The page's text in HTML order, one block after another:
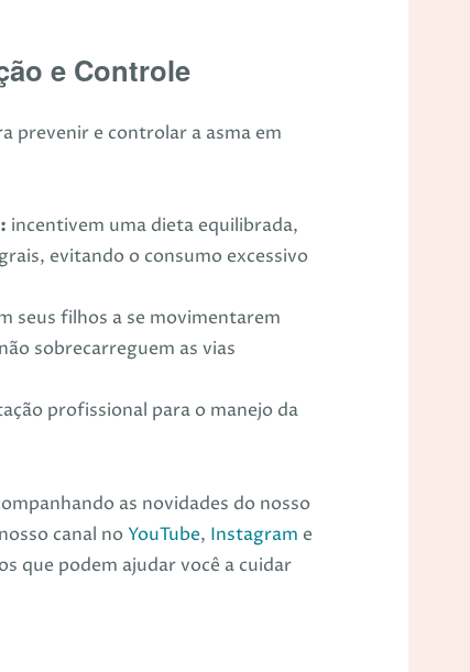
e Controle
prevenir e controlar a asma em
incentivem uma dieta equilibrada,
evitando o consumo excessivo
seus filhos a se movimentarem
sobrecarreguem as vias
profissional para o manejo da
as novidades do nosso
canal noYouTube, Instagram e
que podem ajudar você a cuidar